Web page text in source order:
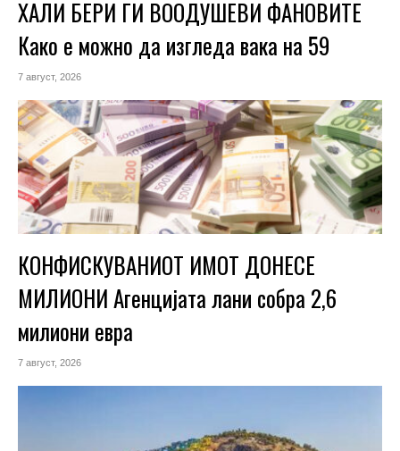
ХАЛИ БЕРИ ГИ ВООДУШЕВИ ФАНОВИТЕ
Како е можно да изгледа вака на 59
7 август, 2026
КОНФИСКУВАНИОТ ИМОТ ДОНЕСЕ
МИЛИОНИ Агенцијата лани собра 2,6
милиони евра
7 август, 2026